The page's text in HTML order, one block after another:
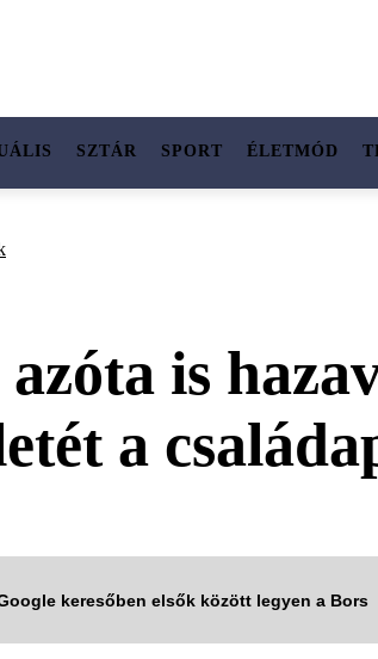
SZTÁR SPORT ÉLETMÓD
is
a
keresőben elsők között legyen a Bors